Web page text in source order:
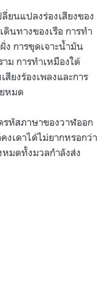
ยนแปลงร่องเสียงของ
นทางของเรือ การทำ
ง การขุดเจาะน้ำมัน
ม การทำเหมืองใต้
ยงร้องเพลงและการ
หมด
รหัสภาษาของวาฬออก
เดาได้ไม่ยากหรอกว่า
มดทั้งมวลกำลังส่ง